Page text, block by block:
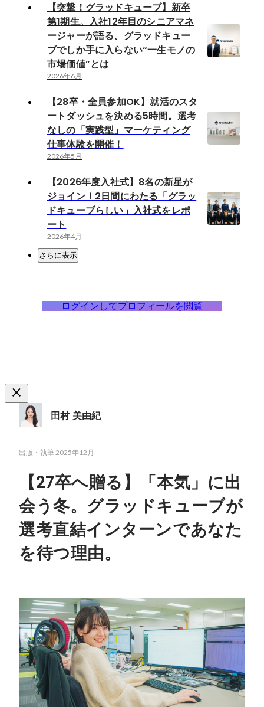
【突撃！グラッドキューブ】新卒
第1期生。入社12年目のシニアマネ
ージャーが語る、グラッドキュー
ブでしか手に入らない“一生モノの
市場価値”とは
2026年6月
【28卒・全員参加OK】就活のスタ
ートダッシュを決める5時間。選考
なしの「実践型」マーケティング
仕事体験を開催！
2026年5月
【2026年度入社式】8名の新星が
ジョイン！2日間にわたる「グラッ
ドキューブらしい」入社式をレポ
ート
2026年4月
さらに表示
ログインしてプロフィールを閲覧
田村 美由紀
出版・執筆2025年12月
【27卒へ贈る】「本気」に出
会う冬。グラッドキューブが
選考直結インターンであなた
を待つ理由。